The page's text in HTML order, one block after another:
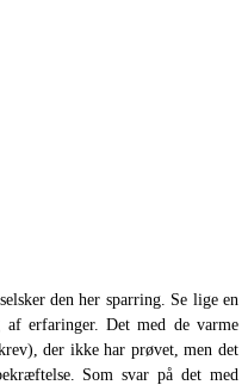
den her sparring. Se lige en
erfaringer. Det med de varme
der ikke har prøvet, men det
Som svar på det med